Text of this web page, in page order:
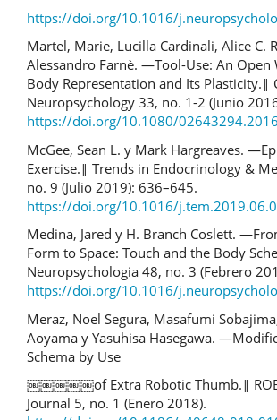
https://doi.org/10.1016/
Martel, Marie, Lucilla Cardinali, Alice C.
Alessandro Farnè. ―Tool-Use: An
Body Representation and Its Plasticity.‖
Neuropsychology 33, no. 1-2 (Junio
https://doi.org/10.1080/
McGee, Sean L. y Mark Hargreaves.
Exercise.‖ Trends in Endocrinology &
no. 9 (Julio 2019): 636–645.
https://doi.org/10.1016/
Medina, Jared y H. Branch Coslett.
Form to Space: Touch and the Body
Neuropsychologia 48, no. 3 (Febrero
https://doi.org/10.1016/
Meraz, Noel Segura, Masafumi
Aoyama y Yasuhisa Hasegawa.
Schema by Use
￼￼￼￼￼of Extra Robotic Thumb.‖
Journal 5, no. 1 (Enero 2018).